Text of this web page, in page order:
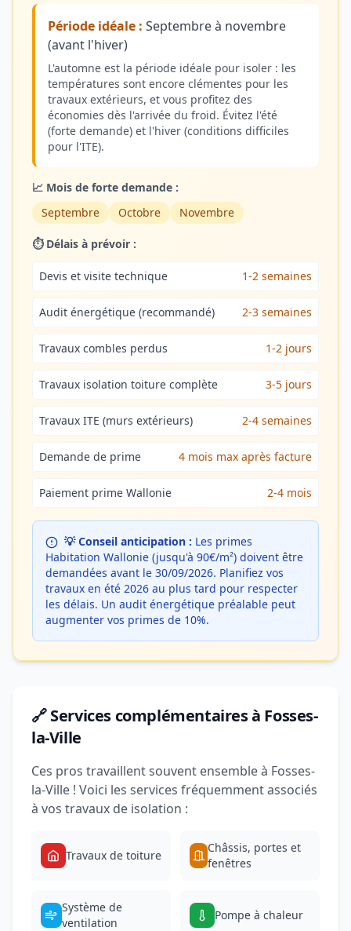
Période idéale : Septembre à novembre
(avant l'hiver)
L'automne est la période idéale pour isoler : les
températures sont encore clémentes pour les
travaux extérieurs, et vous profitez des
économies dès l'arrivée du froid. Évitez l'été
(forte demande) et l'hiver (conditions difficiles
pour l'ITE).
📈 Mois de forte demande :
Septembre
Octobre Novembre
⏱️ Délais à prévoir :
Devis et visite technique 1-2 semaines
Audit énergétique (recommandé) 2-3 semaines
Travaux combles perdus 1-2 jours
Travaux isolation toiture complète 3-5 jours
Travaux ITE (murs extérieurs) 2-4 semaines
Demande de prime 4 mois max après facture
Paiement prime Wallonie 2-4 mois
💡 Conseil anticipation : Les primes
Habitation Wallonie (jusqu'à 90€/m²) doivent être
demandées avant le 30/09/2026. Planifiez vos
travaux en été 2026 au plus tard pour respecter
les délais. Un audit énergétique préalable peut
augmenter vos primes de 10%.
🔗 Services complémentaires à Fosses-
la-Ville
Ces pros travaillent souvent ensemble à Fosses-
la-Ville ! Voici les services fréquemment associés
à vos travaux de isolation :
Travaux de toiture
Châssis, portes et
fenêtres
Système de
ventilation
Pompe à chaleur